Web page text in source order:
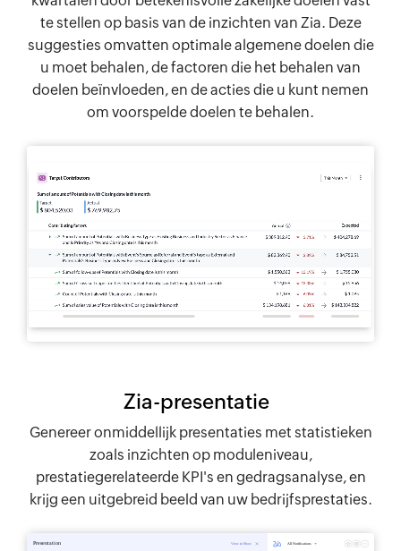
te stellen op basis van de inzichten van Zia. Deze
suggesties omvatten optimale algemene doelen die
u moet behalen, de factoren die het behalen van
doelen beïnvloeden, en de acties die u kunt nemen
om voorspelde doelen te behalen.
Zia-presentatie
Genereer onmiddellijk presentaties met statistieken
zoals inzichten op moduleniveau,
prestatiegerelateerde KPI's en gedragsanalyse, en
krijg een uitgebreid beeld van uw bedrijfsprestaties.